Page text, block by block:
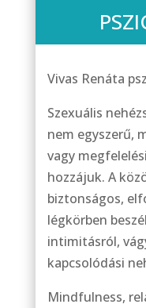
Vivas Renáta
Szexuális
nem egyszerű,
vagy
hozzájuk. A
biztonságos,
légkörben
intimitásról,
kapcsolódási
Mindfulness,